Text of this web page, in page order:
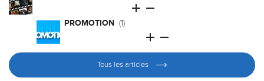
 
PROMOTION (1)
 
Tous les articles